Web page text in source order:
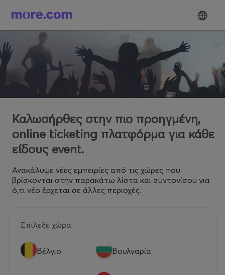
Καλωσήρθες στην πιο προηγμένη,
online ticketing πλατφόρμα για κάθε
είδους event.
Ανακάλυψε νέες εμπειρίες από τις χώρες που
βρίσκονται στην παρακάτω λίστα και συντονίσου για
ό,τι νέο έρχεται σε άλλες περιοχές.
Επίλεξε χώρα
Βέλγιο Βουλγαρία